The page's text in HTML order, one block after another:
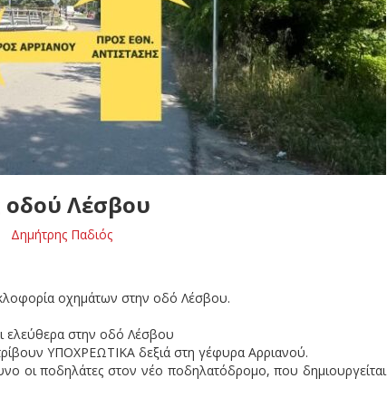
οδού Λέσβου
Δημήτρης Παδιός
οχημάτων στην οδό Λέσβου.
ελεύθερα στην οδό Λέσβου
ΥΠΟΧΡΕΩΤΙΚΑ δεξιά στη γέφυρα Αρριανού.
οι ποδηλάτες στον νέο ποδηλατόδρομο, που δημιουργείται